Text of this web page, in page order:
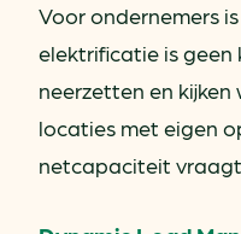
Voor ondernemers
elektrificatie is geen
neerzetten en
locaties met eigen
netcapaciteit